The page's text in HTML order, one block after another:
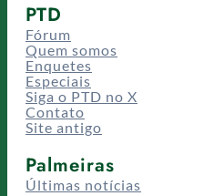
PTD
Fórum
Quem somos
Enquetes
Especiais
Siga o PTD no X
Contato
Site antigo
Palmeiras
Últimas notícias